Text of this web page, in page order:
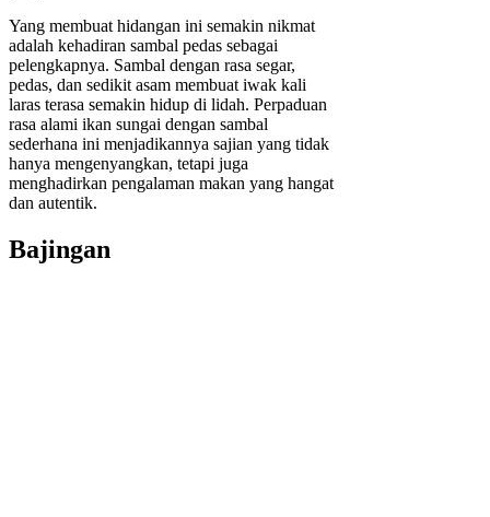
Yang membuat hidangan ini semakin nikmat
adalah kehadiran sambal pedas sebagai
pelengkapnya. Sambal dengan rasa segar,
pedas, dan sedikit asam membuat iwak kali
laras terasa semakin hidup di lidah. Perpaduan
rasa alami ikan sungai dengan sambal
sederhana ini menjadikannya sajian yang tidak
hanya mengenyangkan, tetapi juga
menghadirkan pengalaman makan yang hangat
dan autentik.
Bajingan